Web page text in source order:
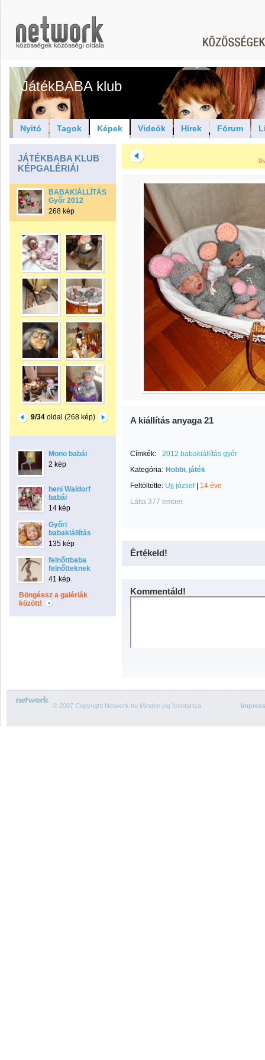
JátékBABA klub
Nyitó Tagok Képek Videók Hírek Fórum
JÁTÉKBABA KLUB
KÉPGALÉRIÁI
BABAKIÁLLÍTÁS
Győr 2012
268 kép
9/34oldal (268 kép)
Mono babái
2 kép
heni Waldorf
babái
14 kép
Győri
babakiállítás
135 kép
felnőttbaba
felnőtteknek
41 kép
Böngéssz a galériák
között!
A kiállítás anyaga 21
Címkék:
2012 babakiállítás győr
Kategória: Hobbi, játék
Feltöltötte: Ujj józsef| 14 éve
Látta 377 ember.
Értékeld!
Kommentáld!
© 2007 Copyright Network.hu Minden jog fenntartva.